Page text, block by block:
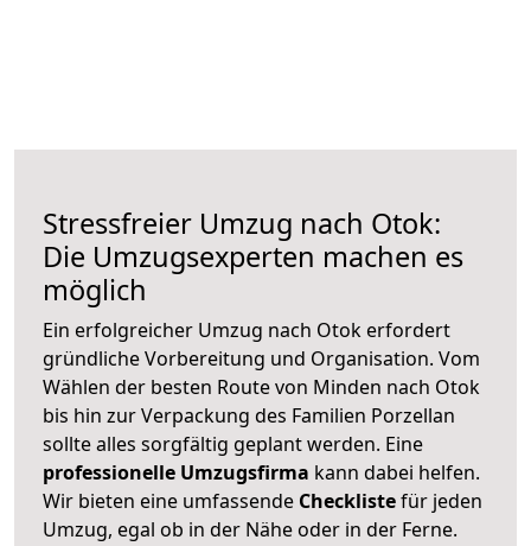
Stressfreier Umzug nach Otok:
Die Umzugsexperten machen es
möglich
Ein erfolgreicher Umzug nach Otok erfordert
gründliche Vorbereitung und Organisation. Vom
Wählen der besten Route von Minden nach Otok
bis hin zur Verpackung des Familien Porzellan
sollte alles sorgfältig geplant werden. Eine
professionelle Umzugsfirma kann dabei helfen.
Wir bieten eine umfassende Checklistefür jeden
Umzug, egal ob in der Nähe oder in der Ferne.